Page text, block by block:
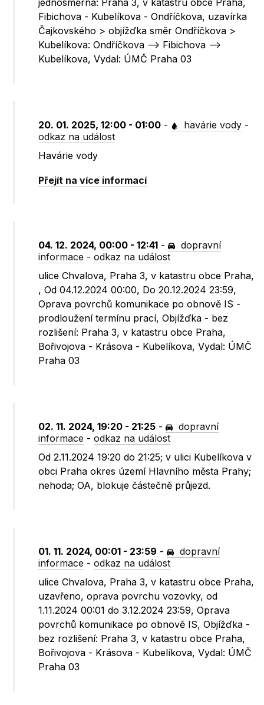
jednosměrná: Praha 3, v katastru obce Praha,
Fibichova - Kubelíkova - Ondříčkova, uzavírka
Čajkovského > objížďka směr Ondříčkova >
Kubelíkova: Ondříčkova --> Fibichova -->
Kubelíkova, Vydal: ÚMČ Praha 03
20. 01. 2025, 12:00 - 01:00 - havárie vody -
odkaz na událost
Havárie vody
Přejít na více informací
04. 12. 2024, 00:00 - 12:41 -
dopravní
informace -odkaz na událost
ulice Chvalova, Praha 3, v katastru obce Praha,
, Od 04.12.2024 00:00, Do 20.12.2024 23:59,
Oprava povrchů komunikace po obnově IS -
prodloužení termínu prací, Objížďka - bez
rozlišení: Praha 3, v katastru obce Praha,
Bořivojova - Krásova - Kubelíkova, Vydal: ÚMČ
Praha 03
02. 11. 2024, 19:20 - 21:25 -
dopravní
informace -odkaz na událost
Od 2.11.2024 19:20 do 21:25; v ulici Kubelíkova v
obci Praha okres území Hlavního města Prahy;
nehoda; OA, blokuje částečně průjezd.
01. 11. 2024, 00:01 - 23:59 -
dopravní
informace -odkaz na událost
ulice Chvalova, Praha 3, v katastru obce Praha,
uzavřeno, oprava povrchu vozovky, od
1.11.2024 00:01 do 3.12.2024 23:59, Oprava
povrchů komunikace po obnově IS, Objížďka -
bez rozlišení: Praha 3, v katastru obce Praha,
Bořivojova - Krásova - Kubelíkova, Vydal: ÚMČ
Praha 03